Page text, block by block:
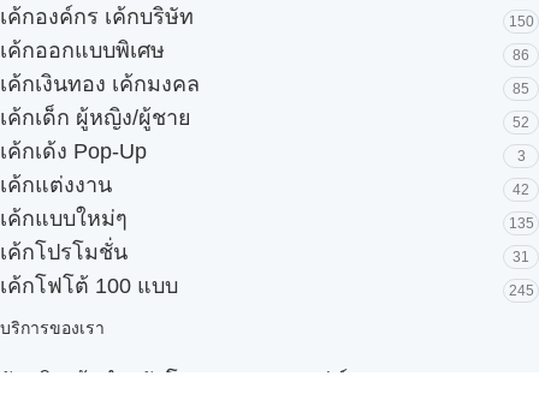
เค้กองค์กร เค้กบริษัท 150
เค้กออกแบบพิเศษ 86
เค้กเงินทอง เค้กมงคล 85
เค้กเด็ก ผู้หญิง/ผู้ชาย 52
เค้กเด้ง Pop-Up 3
เค้กแต่งงาน 42
เค้กแบบใหม่ๆ 135
เค้กโปรโมชั่น 31
เค้กโฟโต้ 100 แบบ 245
บริการของเรา
รับผลิตเค้กสำหรับโรงแรมและบุฟเฟ่ต์